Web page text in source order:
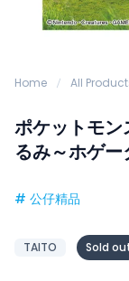
Home All
ポケットモン
るみ～ホゲ
# 公仔精品
TAITO Sold